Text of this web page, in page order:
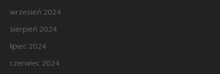
wrzesień 2024
sierpień 2024
lipiec 2024
czerwiec 2024